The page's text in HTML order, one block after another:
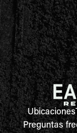
Ubicaciones
Preguntas